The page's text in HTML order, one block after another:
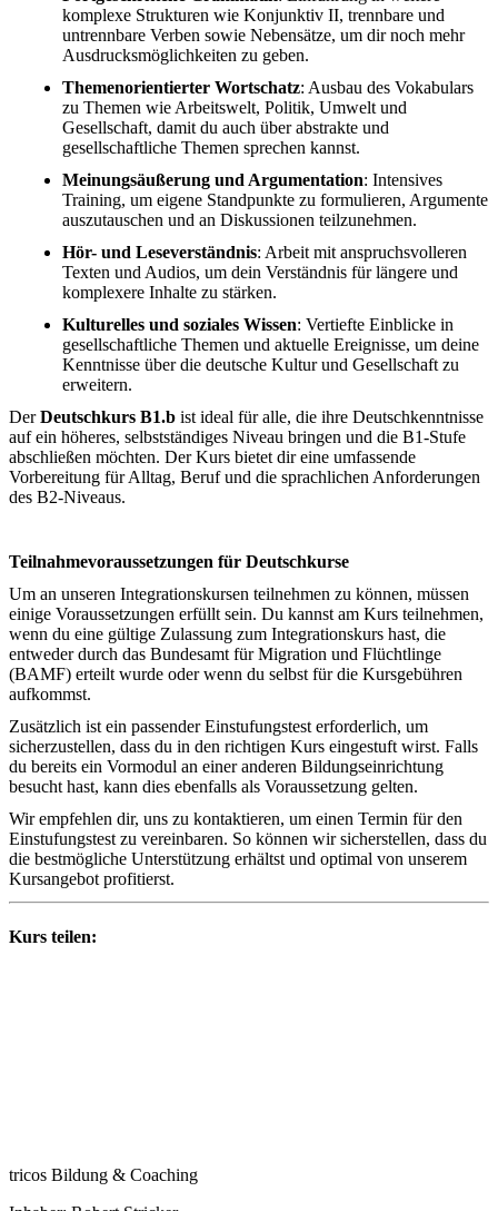
komplexe Strukturen wie Konjunktiv II, trennbare und
untrennbare Verben sowie Nebensätze, um dir noch mehr
Ausdrucksmöglichkeiten zu geben.
Themenorientierter Wortschatz: Ausbau des Vokabulars
zu Themen wie Arbeitswelt, Politik, Umwelt und
Gesellschaft, damit du auch über abstrakte und
gesellschaftliche Themen sprechen kannst.
Meinungsäußerung und Argumentation: Intensives
Training, um eigene Standpunkte zu formulieren, Argumente
auszutauschen und an Diskussionen teilzunehmen.
Hör- und Leseverständnis: Arbeit mit anspruchsvolleren
Texten und Audios, um dein Verständnis für längere und
komplexere Inhalte zu stärken.
Kulturelles und soziales Wissen: Vertiefte Einblicke in
gesellschaftliche Themen und aktuelle Ereignisse, um deine
Kenntnisse über die deutsche Kultur und Gesellschaft zu
erweitern.
DerDeutschkurs B1.b ist ideal für alle, die ihre Deutschkenntnisse
auf ein höheres, selbstständiges Niveau bringen und die B1-Stufe
abschließen möchten. Der Kurs bietet dir eine umfassende
Vorbereitung für Alltag, Beruf und die sprachlichen Anforderungen
des B2-Niveaus.
Teilnahmevoraussetzungen für Deutschkurse
Um an unseren Integrationskursen teilnehmen zu können, müssen
einige Voraussetzungen erfüllt sein. Du kannst am Kurs teilnehmen,
wenn du eine gültige Zulassung zum Integrationskurs hast, die
entweder durch das Bundesamt für Migration und Flüchtlinge
(BAMF) erteilt wurde oder wenn du selbst für die Kursgebühren
aufkommst.
Zusätzlich ist ein passender Einstufungstest erforderlich, um
sicherzustellen, dass du in den richtigen Kurs eingestuft wirst. Falls
du bereits ein Vormodul an einer anderen Bildungseinrichtung
besucht hast, kann dies ebenfalls als Voraussetzung gelten.
Wir empfehlen dir, uns zu kontaktieren, um einen Termin für den
Einstufungstest zu vereinbaren. So können wir sicherstellen, dass du
die bestmögliche Unterstützung erhältst und optimal von unserem
Kursangebot profitierst.
Kurs teilen:
tricos Bildung & Coaching